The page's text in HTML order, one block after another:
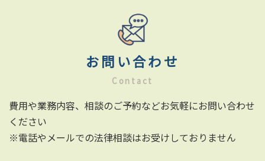
お問い合わせ
Contact
費用や業務内容、相談のご予約などお気軽にお問い合わせ
ください
※電話やメールでの法律相談はお受けしておりません